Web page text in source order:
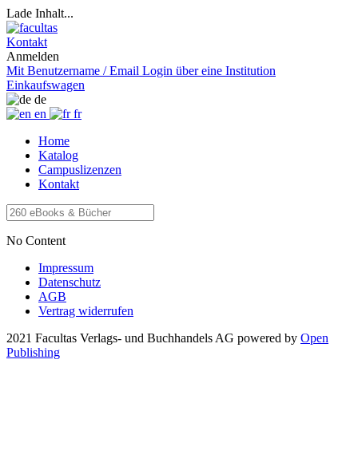
Lade Inhalt...
Kontakt
Anmelden
Mit Benutzername / Email Login über eine Institution
Einkaufswagen
de
en
fr
Home
Katalog
Campuslizenzen
Kontakt
No Content
Impressum
Datenschutz
AGB
Vertrag widerrufen
2021 Facultas Verlags- und Buchhandels AG powered by Open
Publishing